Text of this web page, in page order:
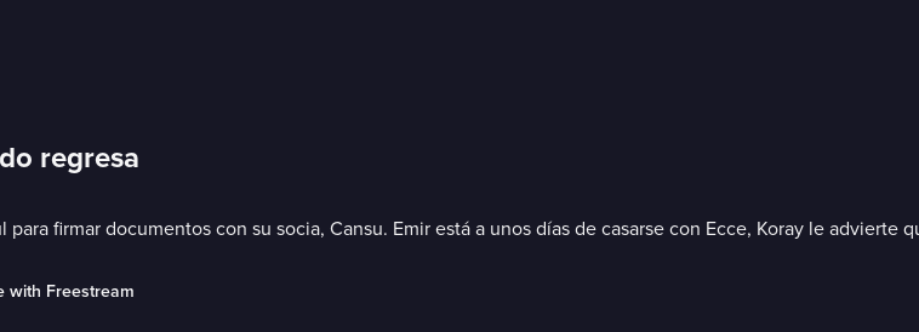
regresa
para firmar documentos con su socia, Cansu. Emir está a unos días de casarse con Ecce, Koray le
with Freestream